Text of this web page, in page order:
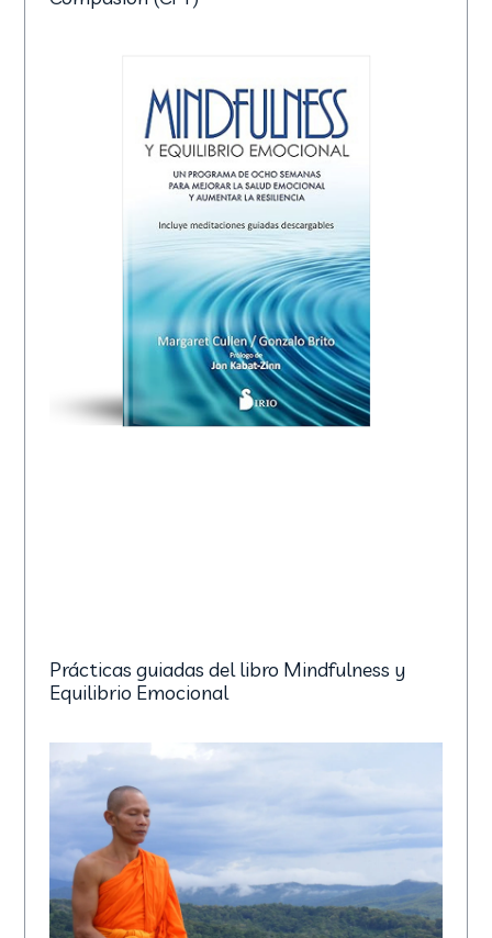
Prácticas guiadas del libro Mindfulness y
Equilibrio Emocional